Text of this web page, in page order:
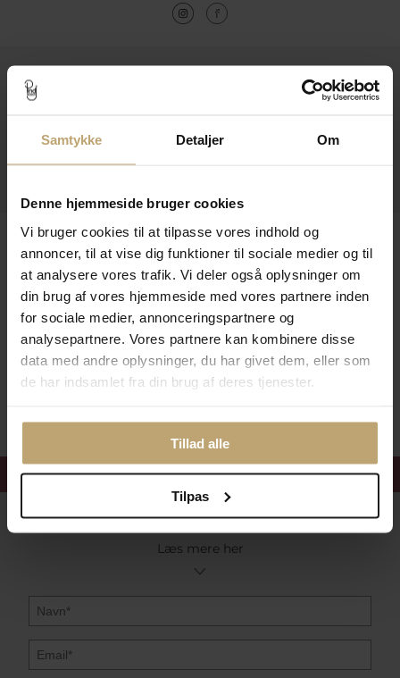
Samtykke Detaljer Om
Denne hjemmeside bruger cookies
Vi bruger cookies til at tilpasse vores indhold og
annoncer, til at vise dig funktioner til sociale medier og til
at analysere vores trafik. Vi deler også oplysninger om
din brug af vores hjemmeside med vores partnere inden
for sociale medier, annonceringspartnere og
analysepartnere. Vores partnere kan kombinere disse
data med andre oplysninger, du har givet dem, eller som
de har indsamlet fra din brug af deres tjenester.
Tillad alle
Tilpas
Kontakt
Information
Leveringsmuligheder
Betalingsmuligheder
Sikker Og Tryg E-Handel
Få 15%velkomstrabat
Følg med i vores nyhedsbrev
Læs mere her